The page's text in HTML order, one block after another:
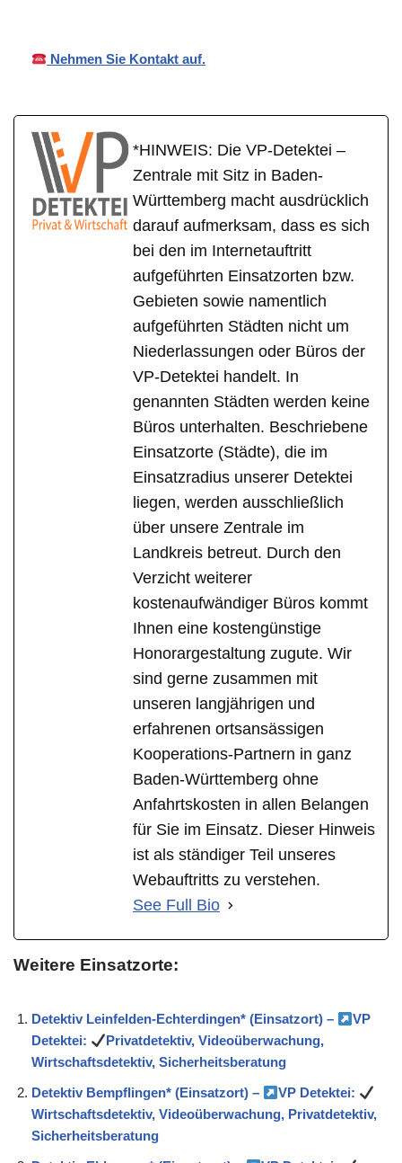
Nehmen Sie Kontakt auf.
*HINWEIS: Die VP-Detektei –
Zentrale mit Sitz in Baden-
Württemberg macht ausdrücklich
darauf aufmerksam, dass es sich
bei den im Internetauftritt
aufgeführten Einsatzorten bzw.
Gebieten sowie namentlich
aufgeführten Städten nicht um
Niederlassungen oder Büros der
VP-Detektei handelt. In
genannten Städten werden keine
Büros unterhalten. Beschriebene
Einsatzorte (Städte), die im
Einsatzradius unserer Detektei
liegen, werden ausschließlich
über unsere Zentrale im
Landkreis betreut. Durch den
Verzicht weiterer
kostenaufwändiger Büros kommt
Ihnen eine kostengünstige
Honorargestaltung zugute. Wir
sind gerne zusammen mit
unseren langjährigen und
erfahrenen ortsansässigen
Kooperations-Partnern in ganz
Baden-Württemberg ohne
Anfahrtskosten in allen Belangen
für Sie im Einsatz. Dieser Hinweis
ist als ständiger Teil unseres
Webauftritts zu verstehen.
See Full Bio
Weitere Einsatzorte:
Detektiv Leinfelden-Echterdingen* (Einsatzort) –
VP
Detektei:
Privatdetektiv, Videoüberwachung,
Wirtschaftsdetektiv, Sicherheitsberatung
Detektiv Bempflingen* (Einsatzort) –
VP Detektei:
Wirtschaftsdetektiv, Videoüberwachung, Privatdetektiv,
Sicherheitsberatung